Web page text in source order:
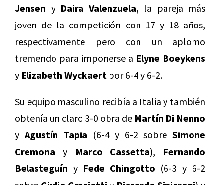
Jensen y Daira Valenzuela, la pareja más
joven de la competición con 17 y 18 años,
respectivamente pero con un aplomo
tremendo para imponerse a Elyne Boeykens
y Elizabeth Wyckaert por 6-4 y 6-2.
Su equipo masculino recibía a Italia y también
obtenía un claro 3-0 obra de Martín Di Nenno
y Agustín Tapia (6-4 y 6-2 sobre Simone
Cremona y Marco Cassetta), Fernando
Belasteguín y Fede Chingotto (6-3 y 6-2